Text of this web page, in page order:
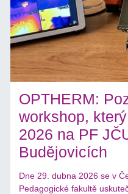
OPTHERM:
workshop,
2026 na PF
Budějovicích
Dne 29. dubna 2026 se v
Pedagogické fakultě